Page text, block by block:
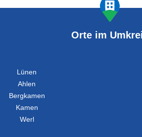
Orte im
Lünen
Ahlen
Bergkamen
Kamen
Werl